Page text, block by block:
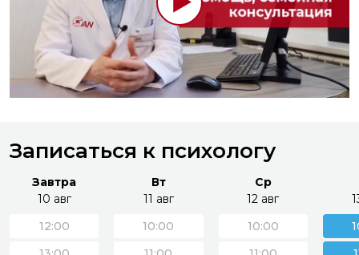
Записаться к психологу
Завтра
10 авг
12:00
Вт
11 авг
10:00
Ср
12 авг
10:00